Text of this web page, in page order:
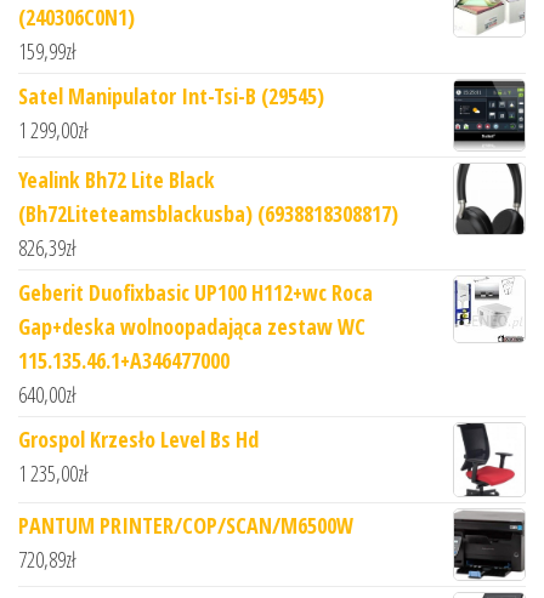
(240306C0N1)
159,99zł
Satel Manipulator Int-Tsi-B (29545)
1 299,00zł
Yealink Bh72 Lite Black
(Bh72Liteteamsblackusba) (6938818308817)
826,39zł
Geberit Duofixbasic UP100 H112+wc Roca
Gap+deska wolnoopadająca zestaw WC
115.135.46.1+A346477000
640,00zł
Grospol Krzesło Level Bs Hd
1 235,00zł
PANTUM PRINTER/COP/SCAN/M6500W
720,89zł